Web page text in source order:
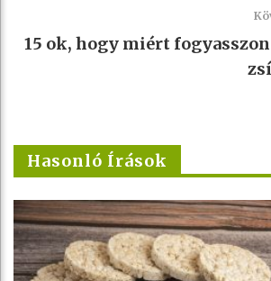
15 ok, hogy miért fogyasszon
Hasonló Írások